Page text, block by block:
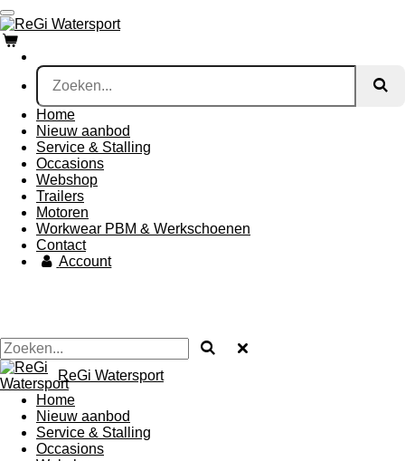
Ga
direct
naar
de
hoofdinhoud
Home
Nieuw aanbod
Service & Stalling
Occasions
Webshop
Trailers
Motoren
Workwear PBM & Werkschoenen
Contact
Account
ReGi Watersport
Home
Nieuw aanbod
Service & Stalling
Occasions